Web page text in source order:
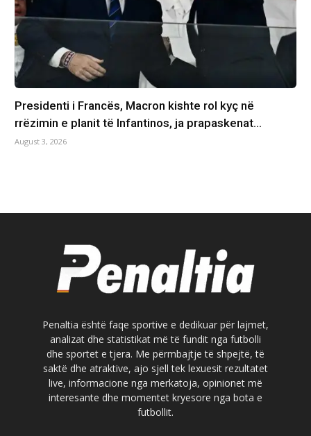
Presidenti i Francës, Macron kishte rol kyç në
rrëzimin e planit të Infantinos, ja prapaskenat…
August 3, 2026
Penaltia është faqe sportive e dedikuar për lajmet,
analizat dhe statistikat më të fundit nga futbolli
dhe sportet e tjera. Me përmbajtje të shpejtë, të
saktë dhe atraktive, ajo sjell tek lexuesit rezultatet
live, informacione nga merkatoja, opinionet më
interesante dhe momentet kryesore nga bota e
futbollit.